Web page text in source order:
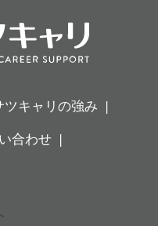
ツキャリの強み
合わせ